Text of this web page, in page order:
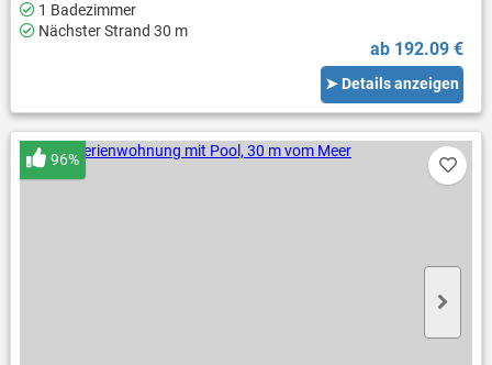
1 Badezimmer
Nächster Strand 30 m
ab 192.09 €
➤ Details anzeigen
96%